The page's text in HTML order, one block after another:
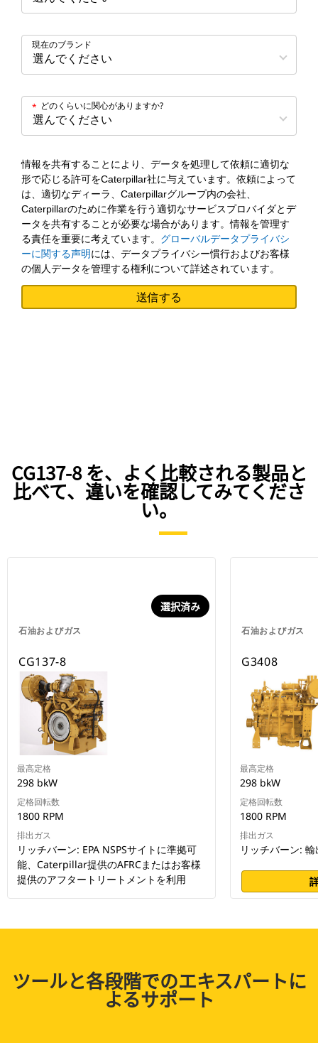
現在のブランド
どのくらいに関心がありますか?
*
情報を共有することにより、データを処理して依頼に適切な
形で応じる許可をCaterpillar社に与えています。依頼によって
は、適切なディーラ、Caterpillarグループ内の会社、
Caterpillarのために作業を行う適切なサービスプロバイダとデ
ータを共有することが必要な場合があります。情報を管理す
る責任を重要に考えています。 グローバルデータプライバシ
ーに関する声明には、データプライバシー慣行およびお客様
の個人データを管理する権利について詳述されています。
CG137-8 を、よく比較される製品と
比べて、違いを確認してみてくださ
い。
石油およびガス
選択済み
CG137-8
最高定格
298 bkW
定格回転数
1800 RPM
排出ガス
リッチバーン: EPA NSPSサイトに準拠可
能、Caterpillar提供のAFRCまたはお客様
提供のアフタートリートメントを利用
石油およびガス
G3408
最高定格
298 bkW
定格回転数
1800 RPM
排出ガス
リッチバーン:
ツールと各段階でのエキスパートに
よるサポート